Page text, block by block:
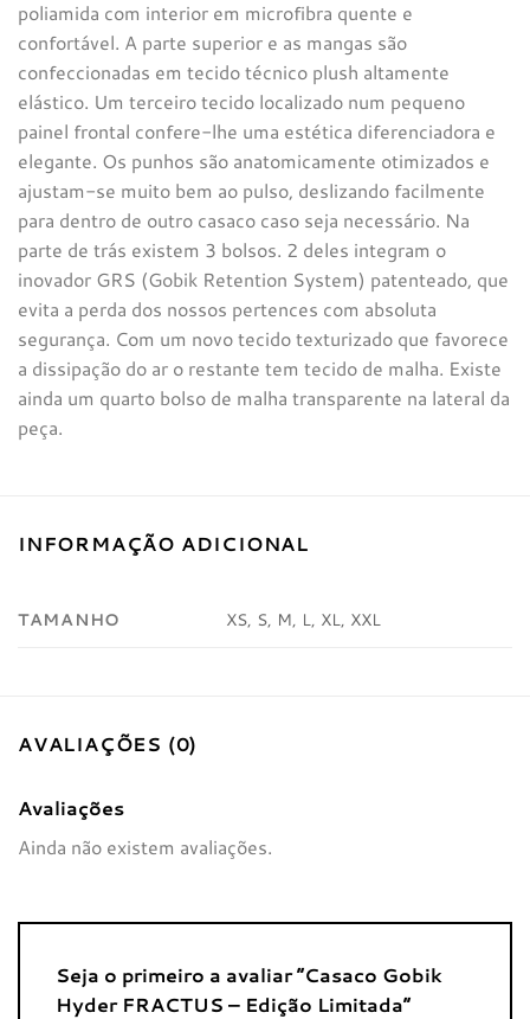
poliamida com interior em microfibra quente e
confortável. A parte superior e as mangas são
confeccionadas em tecido técnico plush altamente
elástico. Um terceiro tecido localizado num pequeno
painel frontal confere-lhe uma estética diferenciadora e
elegante. Os punhos são anatomicamente otimizados e
ajustam-se muito bem ao pulso, deslizando facilmente
para dentro de outro casaco caso seja necessário. Na
parte de trás existem 3 bolsos. 2 deles integram o
inovador GRS (Gobik Retention System) patenteado, que
evita a perda dos nossos pertences com absoluta
segurança. Com um novo tecido texturizado que favorece
a dissipação do ar o restante tem tecido de malha. Existe
ainda um quarto bolso de malha transparente na lateral da
peça.
INFORMAÇÃO ADICIONAL
TAMANHO XS, S, M, L, XL, XXL
AVALIAÇÕES (0)
Avaliações
Ainda não existem avaliações.
Seja o primeiro a avaliar “Casaco Gobik
Hyder FRACTUS – Edição Limitada”